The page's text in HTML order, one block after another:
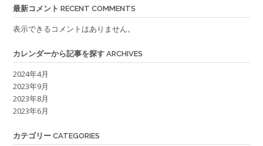
最新コメント RECENT COMMENTS
表示できるコメントはありません。
カレンダーから記事を探す ARCHIVES
2024年4月
2023年9月
2023年8月
2023年6月
カテゴリー CATEGORIES